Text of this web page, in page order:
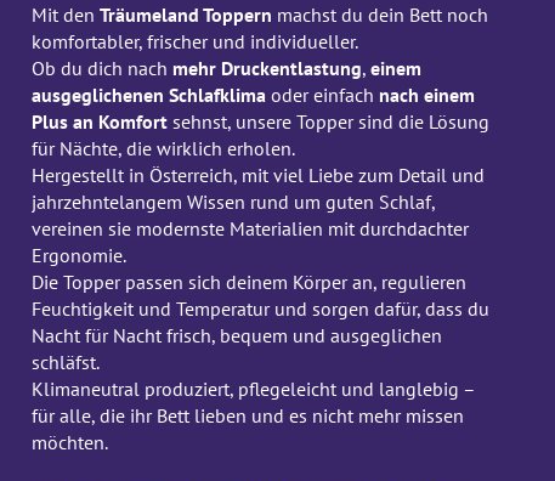
Mit den Träumeland Toppern machst du dein Bett noch
komfortabler, frischer und individueller.
Ob du dich nach mehr Druckentlastung, einem
ausgeglichenen Schlafklima oder einfach nach einem
Plus an Komfortsehnst, unsere Topper sind die Lösung
für Nächte, die wirklich erholen.
Hergestellt in Österreich, mit viel Liebe zum Detail und
jahrzehntelangem Wissen rund um guten Schlaf,
vereinen sie modernste Materialien mit durchdachter
Ergonomie.
Die Topper passen sich deinem Körper an, regulieren
Feuchtigkeit und Temperatur und sorgen dafür, dass du
Nacht für Nacht frisch, bequem und ausgeglichen
schläfst.
Klimaneutral produziert, pflegeleicht und langlebig –
für alle, die ihr Bett lieben und es nicht mehr missen
möchten.